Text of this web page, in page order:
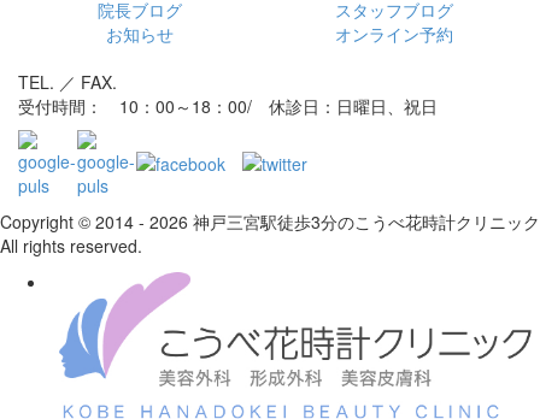
院長ブログ
スタッフブログ
お知らせ
オンライン予約
TEL. ／ FAX.
受付時間： 10：00～18：00/ 休診日：日曜日、祝日
Copyright © 2014 - 2026 神戸三宮駅徒歩3分のこうべ花時計クリニック
All rights reserved.